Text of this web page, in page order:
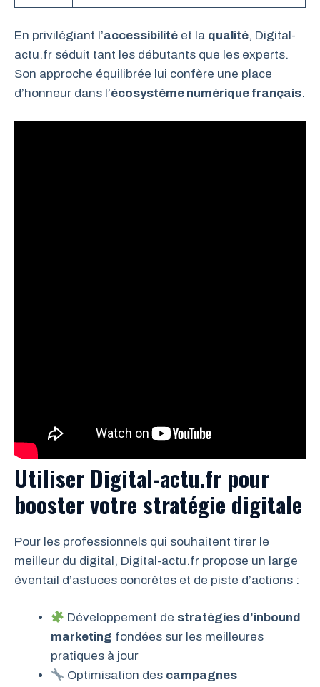
En privilégiant l’accessibilité et la qualité, Digital-
actu.fr séduit tant les débutants que les experts.
Son approche équilibrée lui confère une place
d’honneur dans l’écosystème numérique français.
Utiliser Digital-actu.fr pour
booster votre stratégie digitale
Pour les professionnels qui souhaitent tirer le
meilleur du digital, Digital-actu.fr propose un large
éventail d’astuces concrètes et de piste d’actions :
Développement de stratégies d’inbound
marketing fondées sur les meilleures
pratiques à jour
Optimisation des campagnes